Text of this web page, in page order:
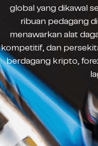
global yang dikawal
ribuan pedagang
menawarkan alat
kompetitif, dan
berdagang kripto,